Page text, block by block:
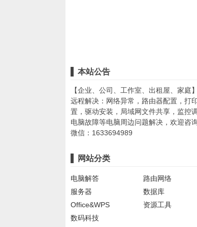
本站公告
【企业、公司、工作室、出租屋、家庭】
远程解决：网络异常，路由器配置，打
置，驱动安装，局域网文件共享，监控
电脑故障等电脑周边问题解决，欢迎咨询
微信：1633694989
网站分类
电脑解答
路由网络
服务器
数据库
Office&WPS
资源工具
数码科技